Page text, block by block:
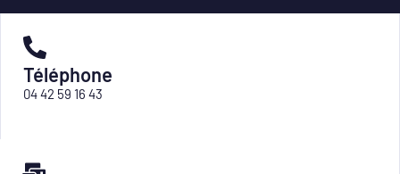
Téléphone
04 42 59 16 43